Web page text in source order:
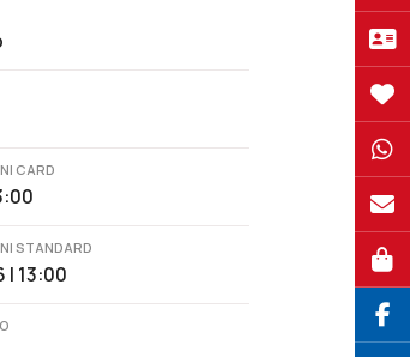
CARD
STANDARD
| 13:00